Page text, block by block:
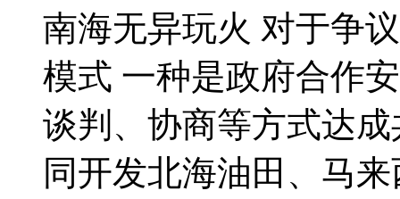
南海无异玩火 对于争
模式 一种是政府合作
谈判、协商等方式达
同开发北海油田、马